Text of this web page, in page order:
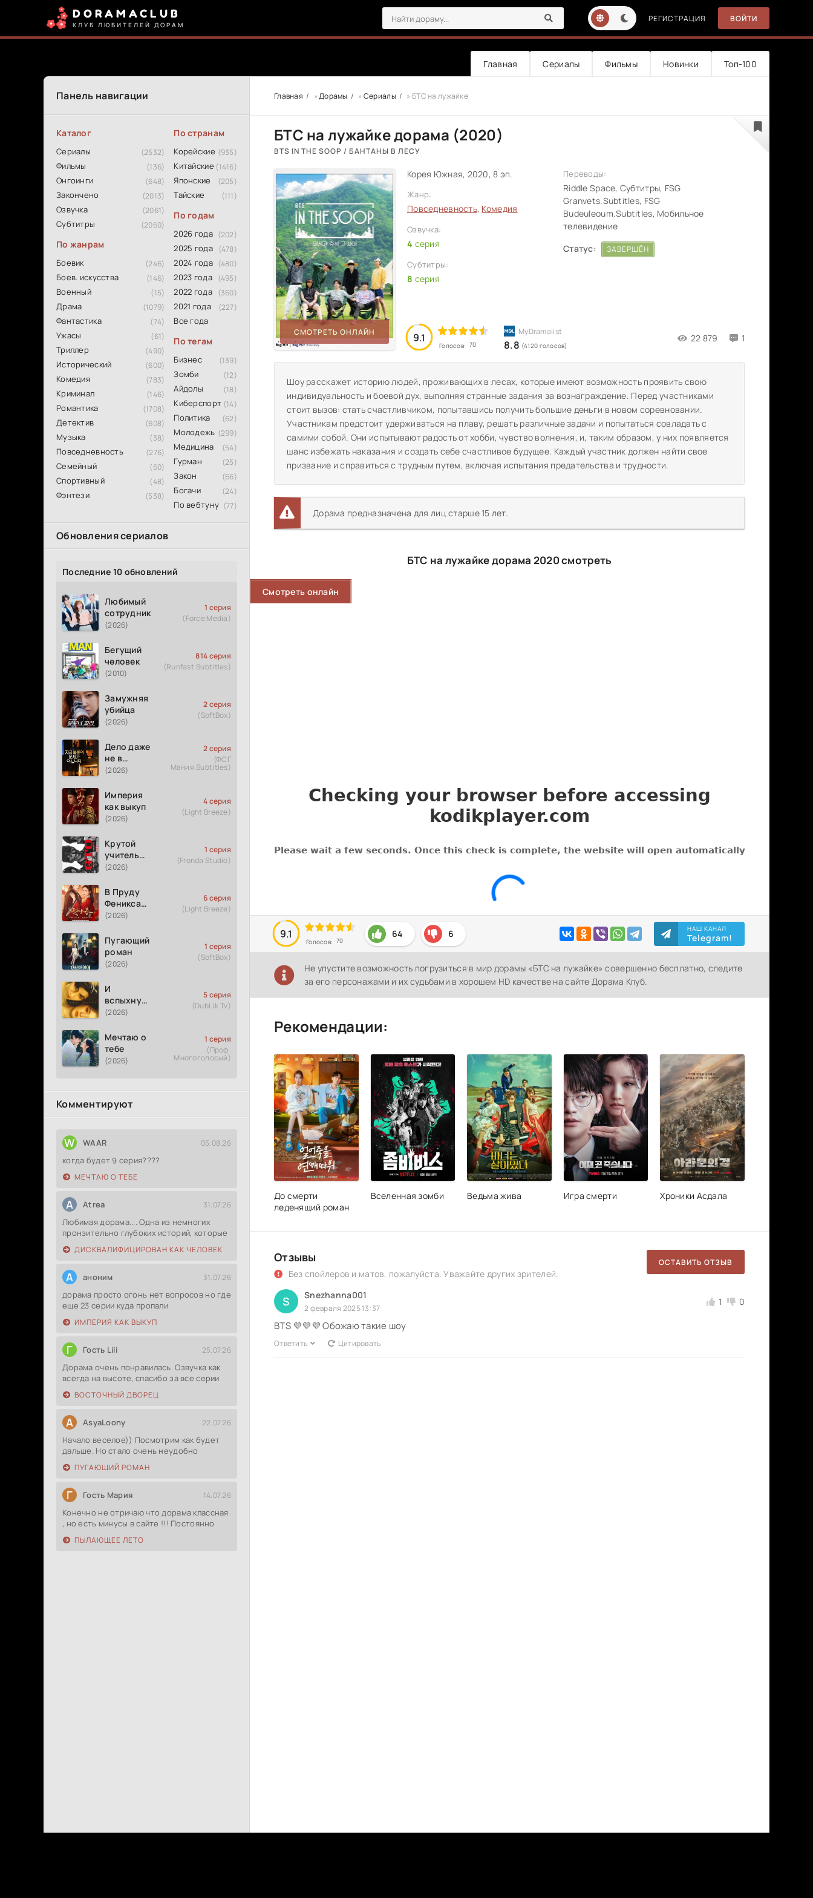
DORAMACLUB
КЛУБ ЛЮБИТЕЛЕЙ ДОРАМ
РЕГИСТРАЦИЯ ВОЙТИ
Главная Сериалы Фильмы Новинки Топ-100
Панель навигации
Каталог
Сериалы (2532)
Фильмы (136)
Онгоинги (648)
Закончено (2013)
Озвучка (2061)
Субтитры (2060)
По жанрам
Боевик (246)
Боев. искусства (146)
Военный (15)
Драма (1079)
Фантастика (74)
Ужасы (61)
Триллер (490)
Исторический (600)
Комедия (783)
Криминал (146)
Романтика (1708)
Детектив (608)
Музыка (38)
Повседневность (276)
Семейный (60)
Спортивный (48)
Фэнтези (538)
По странам
Корейские (935)
Китайские (1416)
Японские (205)
Тайские (111)
По годам
2026 года (202)
2025 года (478)
2024 года (480)
2023 года (495)
2022 года (360)
2021 года (227)
Все года
По тегам
Бизнес (139)
Зомби (12)
Айдолы (18)
Киберспорт (14)
Политика (62)
Молодежь (299)
Медицина (54)
Гурман (25)
Закон (66)
Богачи (24)
По вебтуну (77)
Обновления сериалов
Последние 10 обновлений
Любимый
сотрудник
(2026)
1 серия
(Force Media)
Бегущий
человек
(2010)
814 серия
(Runfast.Subtitles)
Замужняя
убийца
(2026)
2 серия
(SoftBox)
Дело даже
не в
измене
(2026)
2 серия
(ФСГ
Мания.Subtitles)
Империя
как выкуп
(2026)
4 серия
(Light Breeze)
Крутой
учитель
Онидзука
(2026)
(2026)
1 серия
(Fronda Studio)
В Пруду
Феникса
рождается
(2026)
6 серия
(Light Breeze)
Пугающий
роман
(2026)
1 серия
(SoftBox)
И
вспыхнуло
пламя
(2026)
5 серия
(DubLik.Tv)
Мечтаю о
тебе
(2026)
1 серия
(Проф.
Многоголосый)
Комментируют
W WAAR 05.08.26
когда будет 9 серия????
МЕЧТАЮ О ТЕБЕ
A Atrea 31.07.26
Любимая дорама.... Одна из немногих
пронзительно глубоких историй, которые
ДИСКВАЛИФИЦИРОВАН КАК ЧЕЛОВЕК
А аноним 31.07.26
дорама просто огонь нет вопросов но где
еще 23 серии куда пропали
ИМПЕРИЯ КАК ВЫКУП
Г Гость Lili 25.07.26
Дорама очень понравилась. Озвучка как
всегда на высоте, спасибо за все серии
ВОСТОЧНЫЙ ДВОРЕЦ
A AsyaLoony 22.07.26
Начало веселое)) Посмотрим как будет
дальше. Но стало очень неудобно
ПУГАЮЩИЙ РОМАН
Г Гость Мария 14.07.26
Конечно не отричаю что дорама классная
, но есть минусы в сайте !!! Постоянно
ПЫЛАЮЩЕЕ ЛЕТО
Главная »Дорамы » Сериалы » БТС на лужайке
БТС на лужайке дорама (2020)
BTS IN THE SOOP / БАНТАНЫ В ЛЕСУ
СМОТРЕТЬ ОНЛАЙН
Корея Южная, 2020, 8 эп.
Жанр:
Повседневность, Комедия
Озвучка:
4 серия
Субтитры:
8 серия
9.1
Голосов: 70 8.8 (4120 голосов)
22 879 1
Переводы:
Riddle Space, Субтитры, FSG
Granvets.Subtitles, FSG
Budeuleoum.Subtitles, Мобильное
телевидение
Статус:
ЗАВЕРШЁН
Шоу расскажет историю людей, проживающих в лесах, которые имеют возможность проявить свою
индивидуальность и боевой дух, выполняя странные задания за вознаграждение. Перед участниками
стоит вызов: стать счастливчиком, попытавшись получить большие деньги в новом соревновании.
Участникам предстоит удерживаться на плаву, решать различные задачи и попытаться совладать с
самими собой. Они испытывают радость от хобби, чувство волнения, и, таким образом, у них появляется
шанс избежать наказания и создать себе счастливое будущее. Каждый участник должен найти свое
призвание и справиться с трудным путем, включая испытания предательства и трудности.
Дорама предназначена для лиц старше 15 лет.
БТС на лужайке дорама 2020 смотреть
Смотреть онлайн
9.1
Голосов: 70
64 6 НАШ КАНАЛ
Telegram!
Не упустите возможность погрузиться в мир дорамы «БТС на лужайке» совершенно бесплатно, следите
за его персонажами и их судьбами в хорошем HD качестве на сайте Дорама Клуб.
Рекомендации:
До смерти
леденящий роман
Вселенная зомби Ведьма жива Игра смерти Хроники Асдала
Отзывы
Без спойлеров и матов, пожалуйста. Уважайте других зрителей.
ОСТАВИТЬ ОТЗЫВ
S Snezhanna001
2 февраля 2025 13:37
1 0
BTS 💜💜💜 Обожаю такие шоу
Ответить Цитировать